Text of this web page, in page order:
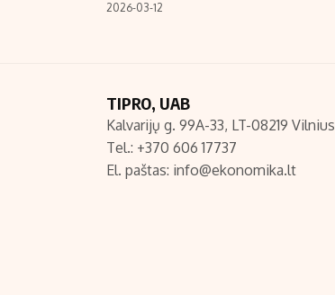
2026-03-12
TIPRO, UAB
Kalvarijų g. 99A-33, LT-08219 Vilnius
Tel.: +370 606 17737
El. paštas: info@ekonomika.lt